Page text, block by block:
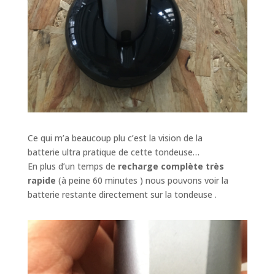
Ce qui m’a beaucoup plu c’est la vision de la
batterie ultra pratique de cette tondeuse…
En plus d’un temps de recharge complète très
rapide (à peine 60 minutes ) nous pouvons voir la
batterie restante directement sur la tondeuse .